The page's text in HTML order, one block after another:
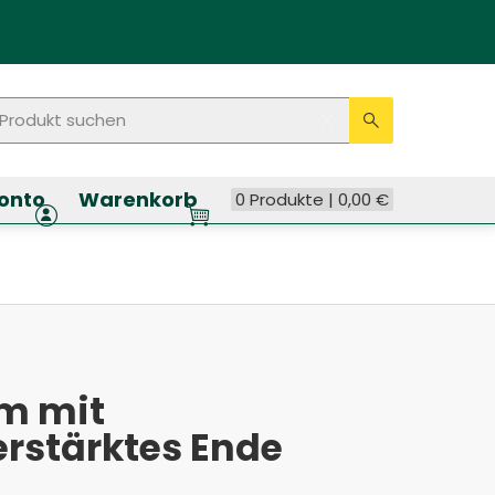
Suche
suchen
Eingabe
Suche
Warenkorb 0 Produkte |0,00€
mit
Ende